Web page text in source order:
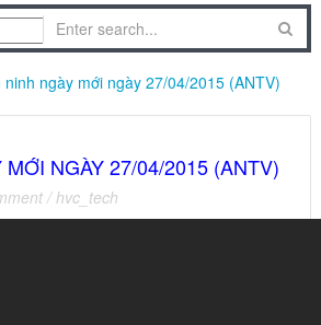
ninh ngày mới ngày 27/04/2015 (ANTV)
NGÀY 27/04/2015 (ANTV)
/hvc_tech